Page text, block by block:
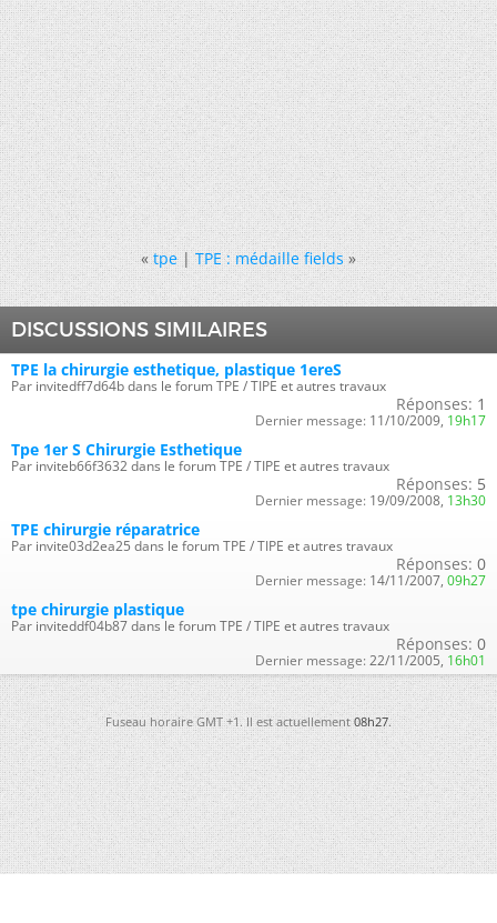
« tpe|TPE : médaille fields »
DISCUSSIONS SIMILAIRES
TPE la chirurgie esthetique, plastique 1ereS
Par invitedff7d64b dans le forum TPE / TIPE et autres travaux
Réponses: 1
Dernier message: 11/10/2009, 19h17
Tpe 1er S Chirurgie Esthetique
Par inviteb66f3632 dans le forum TPE / TIPE et autres travaux
Réponses: 5
Dernier message: 19/09/2008, 13h30
TPE chirurgie réparatrice
Par invite03d2ea25 dans le forum TPE / TIPE et autres travaux
Réponses: 0
Dernier message: 14/11/2007, 09h27
tpe chirurgie plastique
Par inviteddf04b87 dans le forum TPE / TIPE et autres travaux
Réponses: 0
Dernier message: 22/11/2005, 16h01
Fuseau horaire GMT +1. Il est actuellement08h27.